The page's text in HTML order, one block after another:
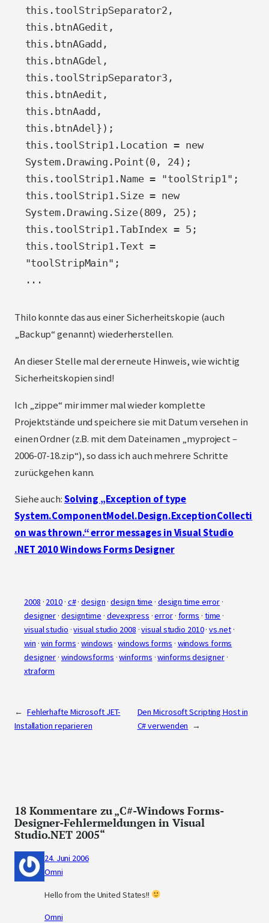
this.toolStripSeparator2,
this.btnAGedit,
this.btnAGadd,
this.btnAGdel,
this.toolStripSeparator3,
this.btnAedit,
this.btnAadd,
this.btnAdel});
this.toolStrip1.Location = new
System.Drawing.Point(0, 24);
this.toolStrip1.Name = "toolStrip1";
this.toolStrip1.Size = new
System.Drawing.Size(809, 25);
this.toolStrip1.TabIndex = 5;
this.toolStrip1.Text =
"toolStripMain";
...
Thilo konnte das aus einer Sicherheitskopie (auch
„Backup“ genannt) wiederherstellen.
An dieser Stelle mal der erneute Hinweis, wie wichtig
Sicherheitskopien sind!
Ich „zippe“ mir immer mal wieder komplette
Projektstände und speichere sie mit Datum versehen in
einen Ordner (z.B. mit dem Dateinamen „myproject –
2006-07-18.zip“), so dass ich auch mehrere Schritte
zurückgehen kann.
Siehe auch:Solving „Exception of type
System.ComponentModel.Design.ExceptionCollecti
on was thrown.“ error messages in Visual Studio
.NET 2010 Windows Forms Designer
2008 · 2010 · c# · design · design time · design time error
designer · designtime · devexpress · error · forms · time
visual studio · visual studio 2008 · visual studio 2010 · vs.net
win · win forms · windows · windows forms · windows forms
designer · windowsforms · winforms · winforms designer
xtraform
← Fehlerhafte Microsoft JET-
Installation reparieren
Den Microsoft Scripting Host in
C# verwenden →
18 Kommentare zu „C#-Windows Forms-
Designer-Fehlermeldungen in Visual
Studio.NET 2005“
24. Juni 2006
Omni
Hello from the United States!!
Omni